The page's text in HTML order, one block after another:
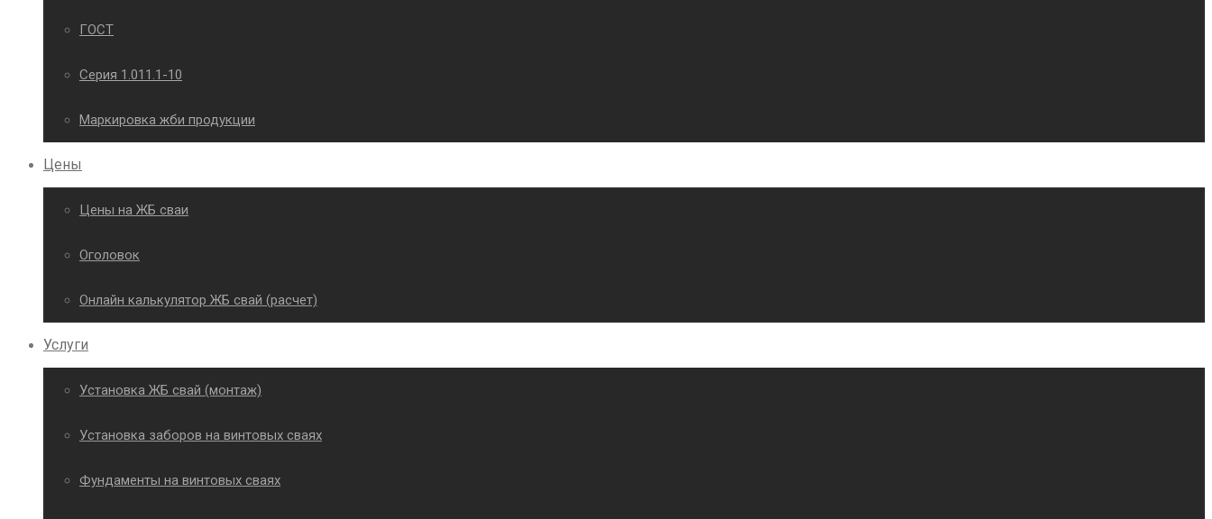
ГОСТ
Серия 1.011.1-10
Маркировка жби продукции
Цены
Цены на ЖБ сваи
Оголовок
Онлайн калькулятор ЖБ свай (расчет)
Услуги
Установка ЖБ свай (монтаж)
Установка заборов на винтовых сваях
Фундаменты на винтовых сваях